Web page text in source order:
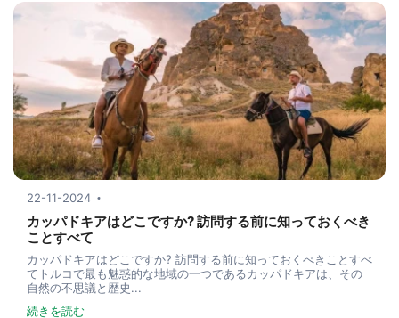
22-11-2024
カッパドキアはどこですか? 訪問する前に知っておくべき
ことすべて
カッパドキアはどこですか? 訪問する前に知っておくべきことすべ
てトルコで最も魅惑的な地域の一つであるカッパドキアは、その
自然の不思議と歴史...
続きを読む